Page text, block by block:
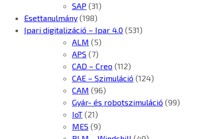
SAP (31)
Esettanulmány (198)
Ipari digitalizáció – Ipar 4.0 (531)
ALM (5)
APS (7)
CAD – Creo (112)
CAE – Szimuláció (124)
CAM (96)
Gyár- és robotszimuláció (99)
IoT (21)
MES (9)